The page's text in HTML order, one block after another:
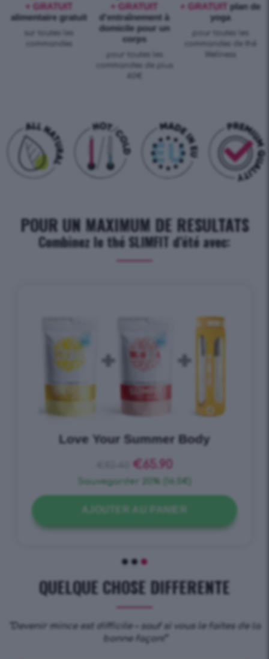
+ GRATUIT
alimentaire gratuit
sur toutes les
commandes
+ GRATUIT
d'entraînement à
domicile pour un
corps
pour toutes les
commandes de plus
+ GRATUIT
plan de
yoga
pour toutes les
commandes de thé
Wellness
POUR UN MAXIMUM DE RESULTATS
Combinez le thé SLIMFIT d’été avec:
Summer Reborn
€ 46.90
Sauvegarder 15% (8.6€)
QUELQUE CHOSE DIFFERENTE
“Devenir mince est difficile – sauf si vous le faites de la
bonne façon!”